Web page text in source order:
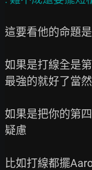
這要看他的命題
如果是打線全是
最強的就好了當
如果是把你的第
疑慮
比如打線都擺